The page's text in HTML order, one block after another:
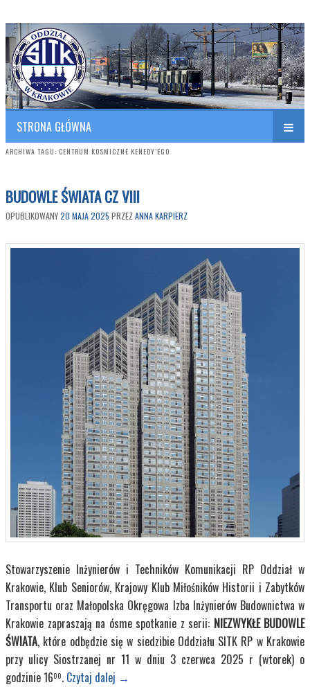
SITK RP Oddział w KRAKOWIE
Polish Association of Engineers & Technicians of Transportation
STRONA GŁÓWNA
ARCHIWA TAGU: CENTRUM KOSMICZNE KENEDY’EGO
BUDOWLE ŚWIATA CZ VIII
OPUBLIKOWANY20 MAJA 2025 PRZEZANNA KARPIERZ
Stowarzyszenie Inżynierów i Techników Komunikacji RP Oddział w
Krakowie, Klub Seniorów, Krajowy Klub Miłośników Historii i Zabytków
Transportu oraz Małopolska Okręgowa Izba Inżynierów Budownictwa w
Krakowie zapraszają na ósme spotkanie z serii: NIEZWYKŁE BUDOWLE
ŚWIATA, które odbędzie się w siedzibie Oddziału SITK RP w Krakowie
przy ulicy Siostrzanej nr 11 w dniu 3 czerwca 2025 r (wtorek) o
godzinie 1600. Czytaj dalej →